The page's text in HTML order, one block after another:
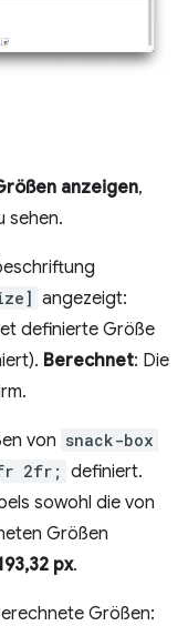
anzeigen,
sehen.
angezeigt:
definierte Größe
Berechnet: Die
von snack-box
2fr; definiert.
sowohl die von
Größen
px.
Größen: